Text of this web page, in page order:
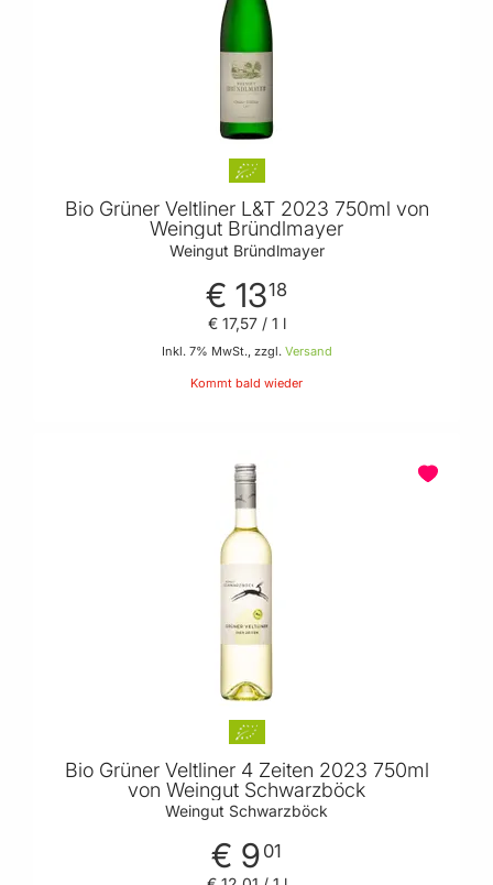
Bio Grüner Veltliner L&T 2023 750ml von
Weingut Bründlmayer
Weingut Bründlmayer
€ 1318
Inkl. 7% MwSt., zzgl. Versand
€ 17,57/ 1 l
Kommt bald wieder
Bio Grüner Veltliner 4 Zeiten 2023 750ml
von Weingut Schwarzböck
Weingut Schwarzböck
€ 9 01